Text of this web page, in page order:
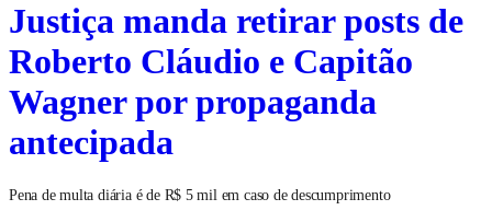
Justiça manda retirar posts de
Roberto Cláudio e Capitão
Wagner por propaganda
antecipada
Pena de multa diária é de R$ 5 mil em caso de descumprimento